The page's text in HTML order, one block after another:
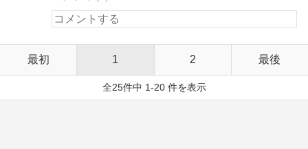
最初 1 2 最後
全25件中 1-20 件を表示